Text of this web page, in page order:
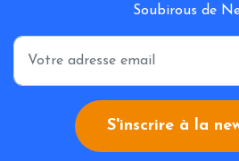
Soubirous de
S'inscrire à la